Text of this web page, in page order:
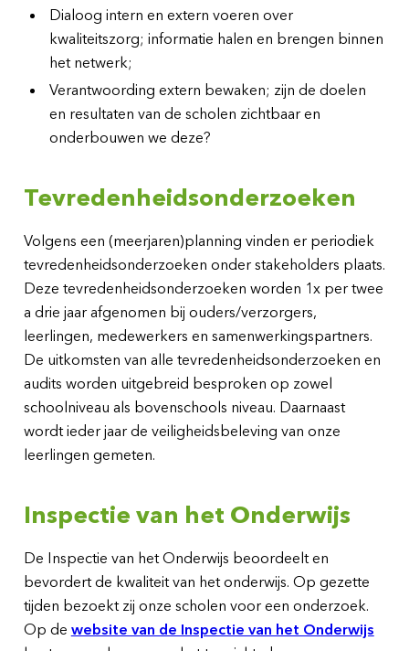
Dialoog intern en extern voeren over
kwaliteitszorg; informatie halen en brengen binnen
het netwerk;
Verantwoording extern bewaken; zijn de doelen
en resultaten van de scholen zichtbaar en
onderbouwen we deze?
Tevredenheidsonderzoeken
Volgens een (meerjaren)planning vinden er periodiek
tevredenheidsonderzoeken onder stakeholders plaats.
Deze tevredenheidsonderzoeken worden 1x per twee
a drie jaar afgenomen bij ouders/verzorgers,
leerlingen, medewerkers en samenwerkingspartners.
De uitkomsten van alle tevredenheidsonderzoeken en
audits worden uitgebreid besproken op zowel
schoolniveau als bovenschools niveau. Daarnaast
wordt ieder jaar de veiligheidsbeleving van onze
leerlingen gemeten.
Inspectie van het Onderwijs
De Inspectie van het Onderwijs beoordeelt en
bevordert de kwaliteit van het onderwijs. Op gezette
tijden bezoekt zij onze scholen voor een onderzoek.
Op de website van de Inspectie van het Onderwijs